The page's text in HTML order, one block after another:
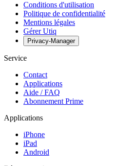
Conditions d'utilisation
Politique de confidentialité
Mentions légales
Gérer Utiq
Privacy-Manager
Service
Contact
Applications
Aide / FAQ
Abonnement Prime
Applications
iPhone
iPad
Android